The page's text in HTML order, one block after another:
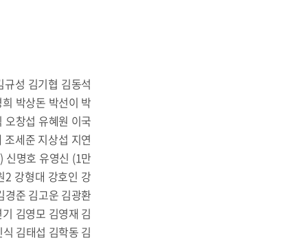
성 김기협 김동석
박상돈 박선이 박
오창섭 유혜원 이국
세준 지상섭 지연
신명호 유영신 (1만
강형대 강호인 강
경준 김고운 김광환
김영모 김영재 김
김태섭 김학동 김